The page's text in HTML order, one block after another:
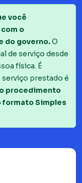
você
o
do governo.O
de serviço desde
física. É
prestado é
o procedimento
formato Simples